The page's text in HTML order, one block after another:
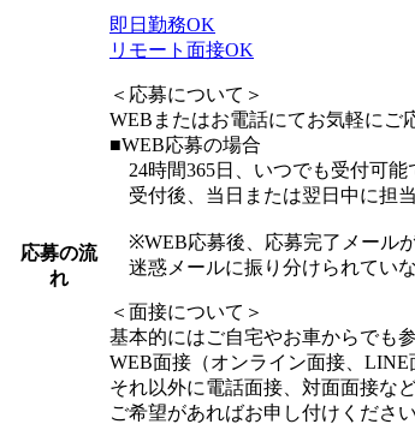
応募の流
れ
即日勤務OK
リモート面接OK
＜応募について＞
WEBまたはお電話にてお気軽にご
■WEB応募の場合
24時間365日、いつでも受付可能
受付後、当日または翌日中に担当
※WEB応募後、応募完了メールが
迷惑メールに振り分けられてい
＜面接について＞
基本的にはご自宅やお車からでも参
WEB面接（オンライン面接、LINE
それ以外に電話面接、対面面接な
ご希望があればお申し付けください